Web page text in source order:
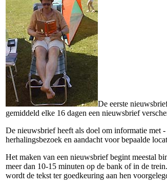
De eerste
gemiddeld elke 16 dagen een nieuwsbrief
De nieuwsbrief heeft als doel om informatie met
herhalingsbezoek en aandacht voor bepaalde
Het maken van een nieuwsbrief begint meestal
meer dan 10-15 minuten op de bank of in de
wordt de tekst ter goedkeuring aan hen